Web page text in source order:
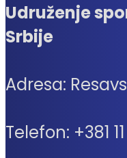
Udruženje
Srbije
Adresa:
Telefon: +381